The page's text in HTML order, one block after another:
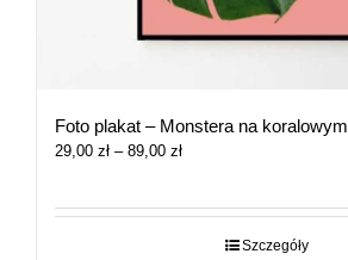
Foto plakat – Monstera na koralowym
29,00 zł – 89,00 złZakres
29,00 zł
Szczegóły